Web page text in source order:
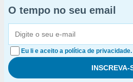
O tempo no seu email
Eu li e aceito a política de privacidade.